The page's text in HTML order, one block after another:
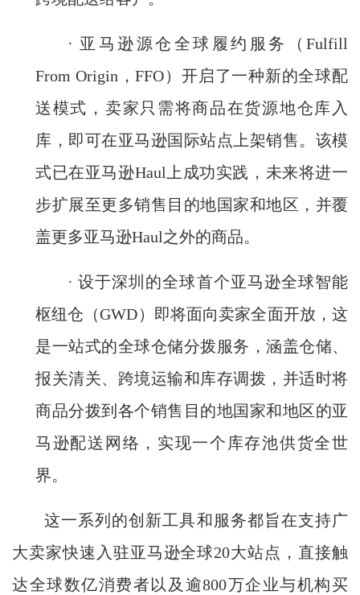
· 亚马逊源仓全球履约服务（Fulfill
From Origin，FFO）开启了一种新的全球配
送模式，卖家只需将商品在货源地仓库入
库，即可在亚马逊国际站点上架销售。该模
式已在亚马逊Haul上成功实践，未来将进一
步扩展至更多销售目的地国家和地区，并覆
盖更多亚马逊Haul之外的商品。
· 设于深圳的全球首个亚马逊全球智能
枢纽仓（GWD）即将面向卖家全面开放，这
是一站式的全球仓储分拨服务，涵盖仓储、
报关清关、跨境运输和库存调拨，并适时将
商品分拨到各个销售目的地国家和地区的亚
马逊配送网络，实现一个库存池供货全世
界。
这一系列的创新工具和服务都旨在支持广
大卖家快速入驻亚马逊全球20大站点，直接触
达全球数亿消费者以及逾800万企业与机构买